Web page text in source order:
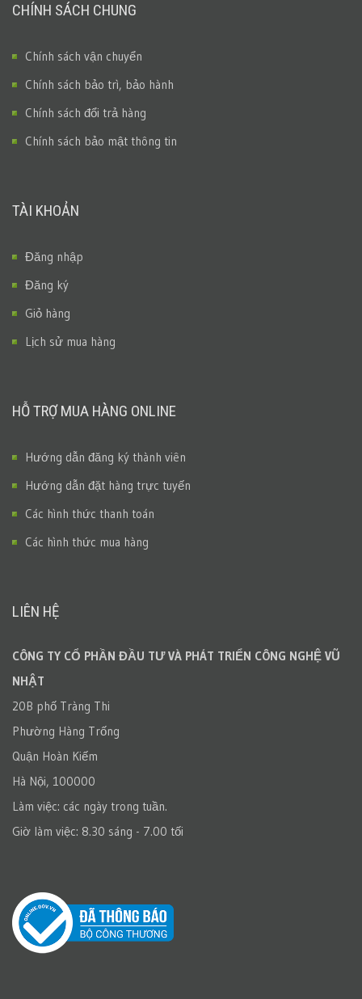
CHÍNH SÁCH CHUNG
Chính sách vận chuyển
Chính sách bảo trì, bảo hành
Chính sách đổi trả hàng
Chính sách bảo mật thông tin
TÀI KHOẢN
Đăng nhập
Đăng ký
Giỏ hàng
Lịch sử mua hàng
HỖ TRỢ MUA HÀNG ONLINE
Hướng dẫn đăng ký thành viên
Hướng dẫn đặt hàng trực tuyến
Các hình thức thanh toán
Các hình thức mua hàng
LIÊN HỆ
CÔNG TY CỔ PHẦN ĐẦU TƯ VÀ PHÁT TRIỂN CÔNG NGHỆ VŨ
NHẬT
20B phố Tràng Thi
Phường Hàng Trống
Quận Hoàn Kiếm
Hà Nội, 100000
Làm việc: các ngày trong tuần.
Giờ làm việc: 8.30 sáng - 7.00 tối